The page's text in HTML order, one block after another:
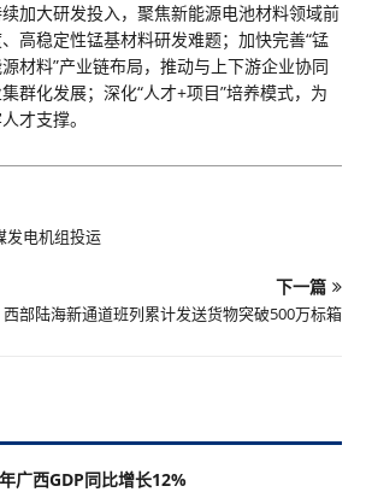
加大研发投入，聚焦新能源电池材料领域前
高稳定性锰基材料研发难题；加快完善“锰
材料”产业链布局，推动与上下游企业协同
群化发展；深化“人才+项目”培养模式，为
才支撑。
发电机组投运
下一篇
西部陆海新通道班列累计发送货物突破500万标箱
广西GDP同比增长12%